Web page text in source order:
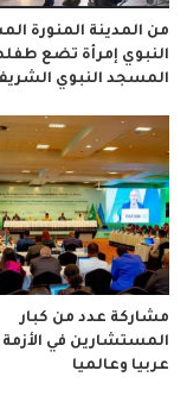
من المدينة المنورة
النبوي إمرأة تضع
المسجد النبوي
مشاركة عدد من كبار
المستشارين في الأزمة
عربيا وعالميا